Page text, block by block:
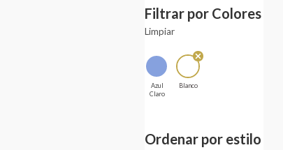
Filtrar por Colores
Limpiar
Azul
Claro
Blanco
Ordenar por estilo